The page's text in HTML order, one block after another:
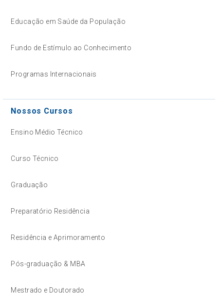
Educação em Saúde da População
Fundo de Estímulo ao Conhecimento
Programas Internacionais
Nossos Cursos
Ensino Médio Técnico
Curso Técnico
Graduação
Preparatório Residência
Residência e Aprimoramento
Pós-graduação & MBA
Mestrado e Doutorado